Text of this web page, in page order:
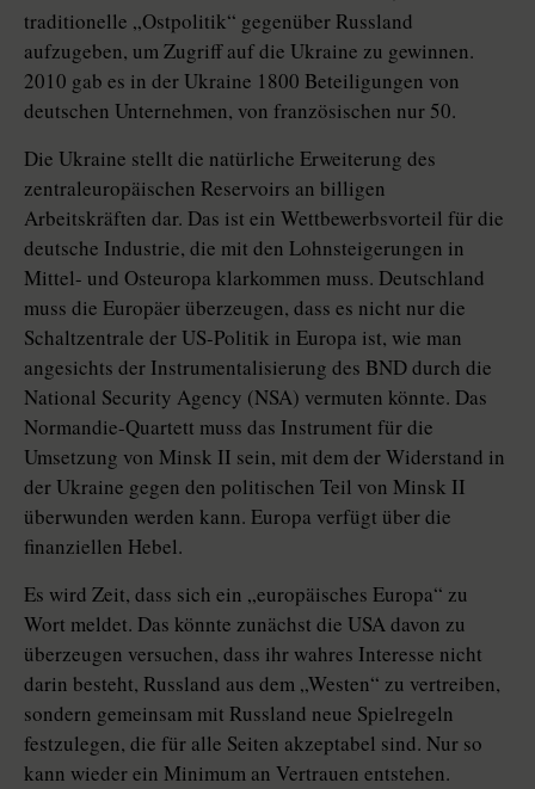
traditionelle „Ostpolitik“ gegenüber Russland
aufzugeben, um Zugriff auf die Ukraine zu gewinnen.
2010 gab es in der Ukraine 1800 Beteiligungen von
deutschen Unternehmen, von französischen nur 50.
Die Ukraine stellt die natürliche Erweiterung des
zentraleuropäischen Reservoirs an billigen
Arbeitskräften dar. Das ist ein Wettbewerbsvorteil für die
deutsche Industrie, die mit den Lohnsteigerungen in
Mittel- und Osteuropa klarkommen muss. Deutschland
muss die Europäer überzeugen, dass es nicht nur die
Schaltzentrale der US-Politik in Europa ist, wie man
angesichts der Instrumentalisierung des BND durch die
National Security Agency (NSA) vermuten könnte. Das
Normandie-Quartett muss das Instrument für die
Umsetzung von Minsk II sein, mit dem der Widerstand in
der Ukraine gegen den politischen Teil von Minsk II
überwunden werden kann. Europa verfügt über die
finanziellen Hebel.
Es wird Zeit, dass sich ein „europäisches Europa“ zu
Wort meldet. Das könnte zunächst die USA davon zu
überzeugen versuchen, dass ihr wahres Interesse nicht
darin besteht, Russland aus dem „Westen“ zu vertreiben,
sondern gemeinsam mit Russland neue Spielregeln
festzulegen, die für alle Seiten akzeptabel sind. Nur so
kann wieder ein Minimum an Vertrauen entstehen.